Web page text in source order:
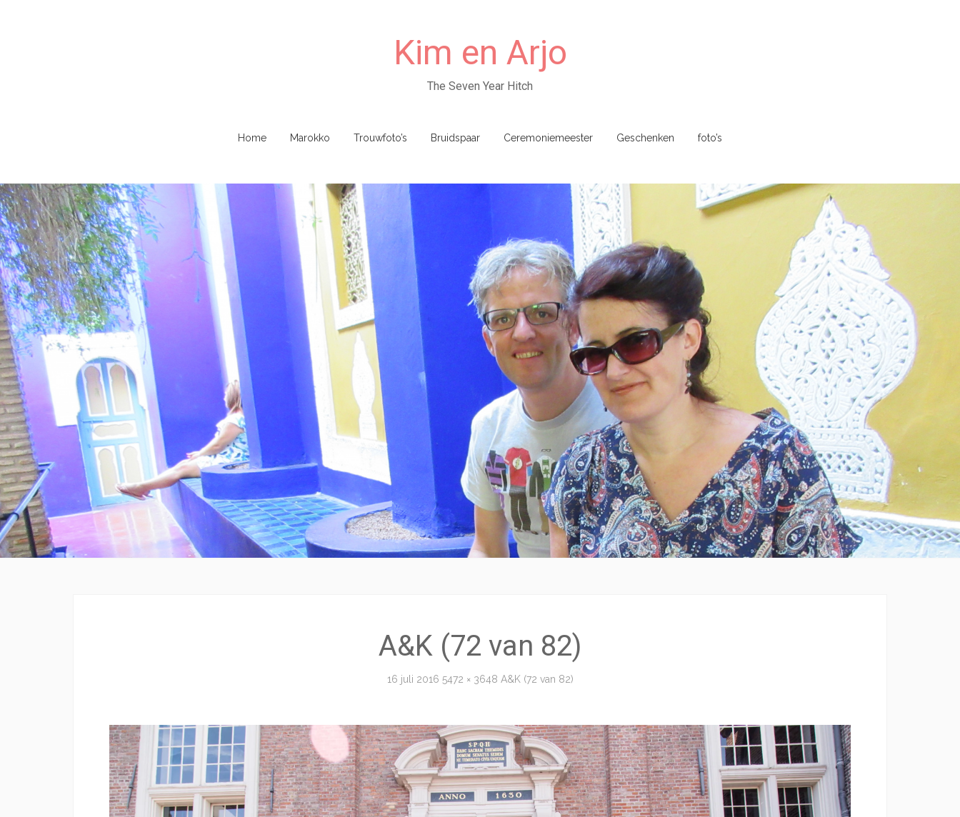
Kim en Arjo
The Seven Year Hitch
Home Marokko Trouwfoto’s Bruidspaar Ceremoniemeester Geschenken foto’s
A&K (72 van 82)
16 juli 2016 5472 × 3648 A&K (72 van 82)